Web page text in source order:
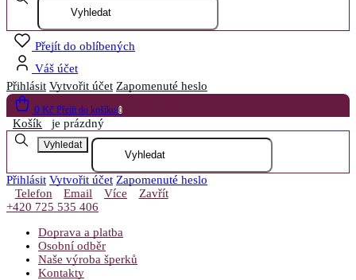
Přejít do oblíbených
Váš účet
Přihlásit Vytvořit účet Zapomenuté heslo
0 Kč Přejít do košíku 0
Košík je prázdný
Vyhledat
Přihlásit Vytvořit účet Zapomenuté heslo
Telefon
Email Více
Zavřít
+420 725 535 406
Doprava a platba
Osobní odběr
Naše výroba šperků
Kontakty